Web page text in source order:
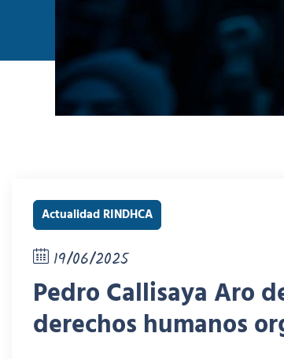
Actualidad RINDHCA
19/06/2025
Pedro Callisaya Aro
derechos humanos